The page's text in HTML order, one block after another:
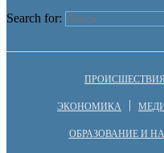
Search for:
ЭКОНОМИКА
ОБРАЗОВАНИЕ И